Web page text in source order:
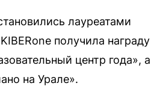
лауреатами
получила награду
центр года», а
на Урале».